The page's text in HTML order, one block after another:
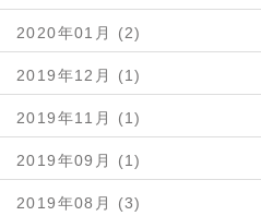
2020年01月 (2)
2019年12月 (1)
2019年11月 (1)
2019年09月 (1)
2019年08月 (3)